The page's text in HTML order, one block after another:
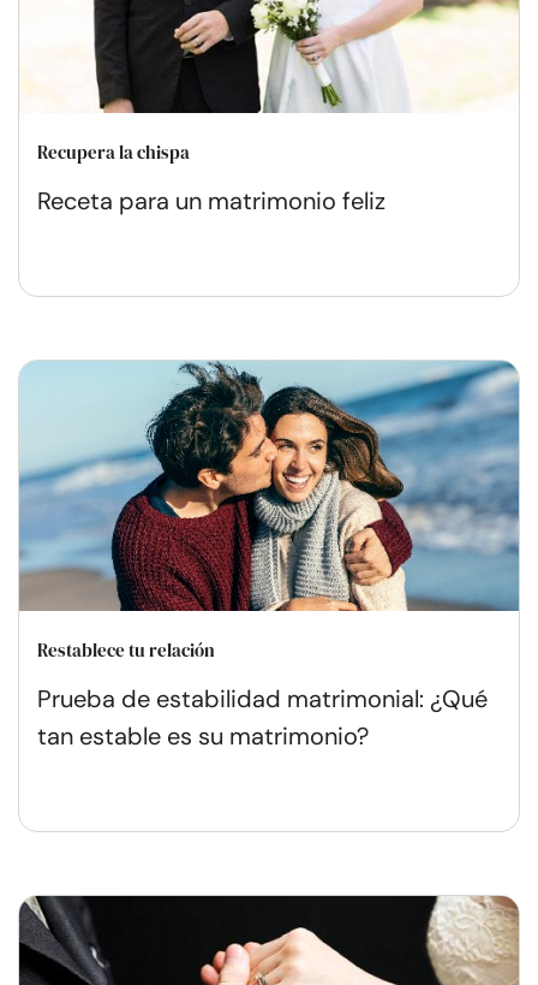
Recupera la chispa
Receta para un matrimonio feliz
Restablece tu relación
Prueba de estabilidad matrimonial: ¿Qué
tan estable es su matrimonio?